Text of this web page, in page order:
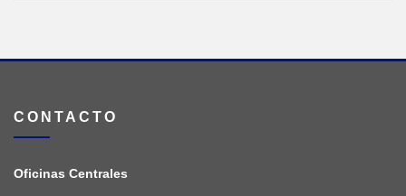
CONTACTO
Oficinas Centrales